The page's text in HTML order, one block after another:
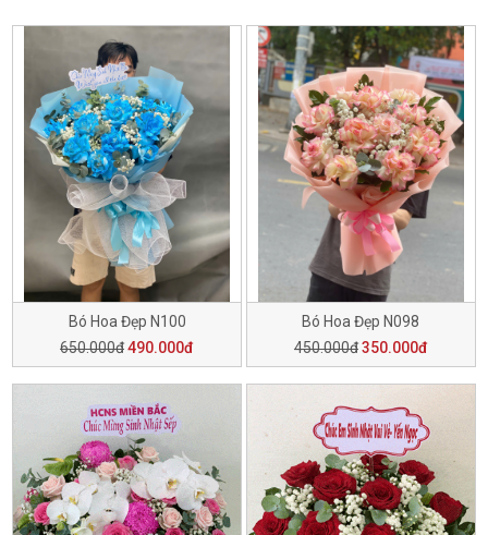
Bó Hoa Đẹp N100
650.000đ490.000đ
Bó Hoa Đẹp N098
450.000đ350.000đ